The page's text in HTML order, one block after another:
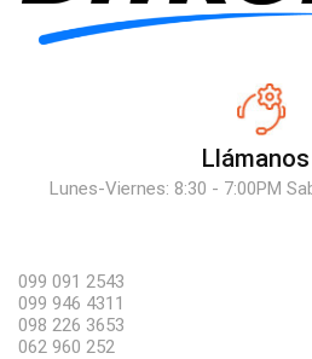
Lunes-Viernes: 8:30 - 7:00PM
099 091 2543
099 946 4311
098 226 3653
062 960 252